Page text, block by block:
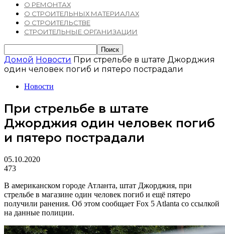
О РЕМОНТАХ
О СТРОИТЕЛЬНЫХ МАТЕРИАЛАХ
О СТРОИТЕЛЬСТВЕ
СТРОИТЕЛЬНЫЕ ОРГАНИЗАЦИИ
Домой Новости При стрельбе в штате Джорджия
один человек погиб и пятеро пострадали
Новости
При стрельбе в штате
Джорджия один человек погиб
и пятеро пострадали
05.10.2020
473
В американском городе Атланта, штат Джорджия, при
стрельбе в магазине один человек погиб и ещё пятеро
получили ранения. Об этом сообщает Fox 5 Atlanta со ссылкой
на данные полиции.